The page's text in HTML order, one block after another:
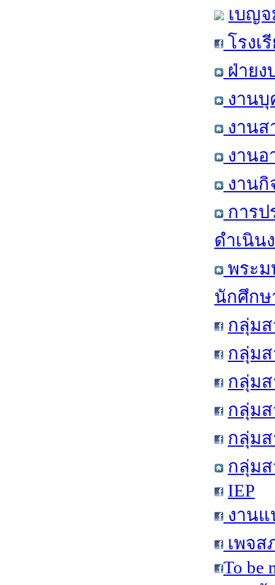
เบญ
โรงเ
ฝ่าย
งานบุ
งานส
งานอ
งาน
การ
ดำเนิน
พระม
นักศึกษ
กลุ่ม
กลุ่ม
กลุ่ม
กลุ่ม
กลุ่ม
กลุ่มส
IEP
งาน
เพจส
To be